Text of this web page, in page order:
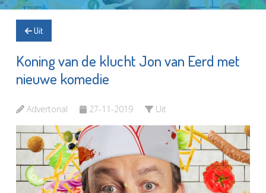
Uit
Koning van de klucht Jon van Eerd met
nieuwe komedie
Advertorial 27-11-2019 Uit